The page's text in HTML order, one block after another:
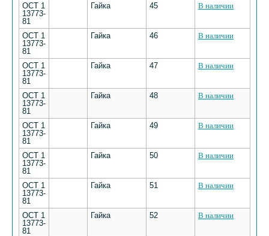
ОСТ 1
13773-
81
Гайка 45 В наличии
ОСТ 1
13773-
81
Гайка 46 В наличии
ОСТ 1
13773-
81
Гайка 47 В наличии
ОСТ 1
13773-
81
Гайка 48 В наличии
ОСТ 1
13773-
81
Гайка 49 В наличии
ОСТ 1
13773-
81
Гайка 50 В наличии
ОСТ 1
13773-
81
Гайка 51 В наличии
ОСТ 1
13773-
81
Гайка 52 В наличии